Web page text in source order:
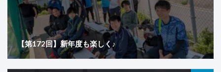
【第172回】新年度も楽しく♪